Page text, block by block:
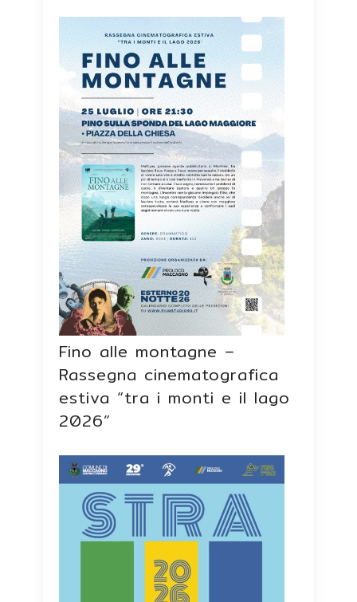
Fino alle montagne –
Rassegna cinematografica
estiva “tra i monti e il lago
2026”